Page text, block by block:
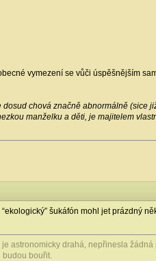
vymezení se vůči úspěšnějším
chová značně abnormálně (sice
manželku a děti, je majitelem
šukáfón mohl jet prázdný
astronomicky drahá, nepřinesla
bouřit.